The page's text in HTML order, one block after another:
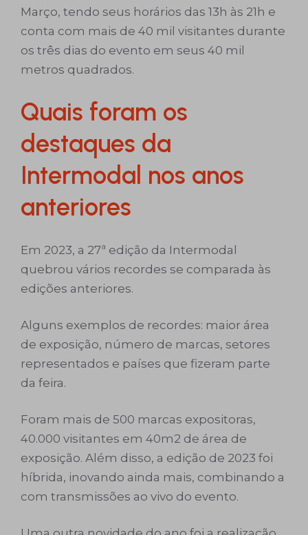
Março, tendo seus horários das 13h às 21h e
conta com mais de 40 mil visitantes durante
os três dias do evento em seus 40 mil
metros quadrados.
Quais foram os
destaques da
Intermodal nos anos
anteriores
Em 2023, a 27ª edição da Intermodal
quebrou vários recordes se comparada às
edições anteriores.
Alguns exemplos de recordes: maior área
de exposição, número de marcas, setores
representados e países que fizeram parte
da feira.
Foram mais de 500 marcas expositoras,
40.000 visitantes em 40m2 de área de
exposição. Além disso, a edição de 2023 foi
híbrida, inovando ainda mais, combinando a
com transmissões ao vivo do evento.